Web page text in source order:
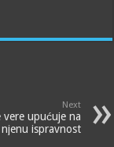
Next
vere upućuje na
njenu ispravnost